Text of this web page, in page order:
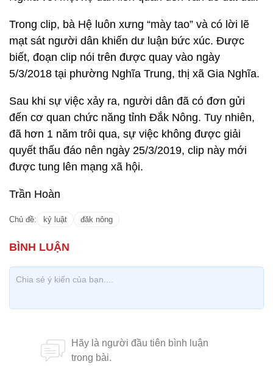
Trong clip, bà Hệ luôn xưng “mày tao” và có lời lẽ
mạt sát người dân khiến dư luận bức xúc. Được
biết, đoạn clip nói trên được quay vào ngày
5/3/2018 tại phường Nghĩa Trung, thị xã Gia Nghĩa.
Sau khi sự việc xảy ra, người dân đã có đơn gửi
đến cơ quan chức năng tỉnh Đắk Nông. Tuy nhiên,
đã hơn 1 năm trôi qua, sự việc không được giải
quyết thấu đáo nên ngày 25/3/2019, clip này mới
được tung lên mạng xã hội.
Trần Hoàn
Chủ đề: kỷ luật đăk nông